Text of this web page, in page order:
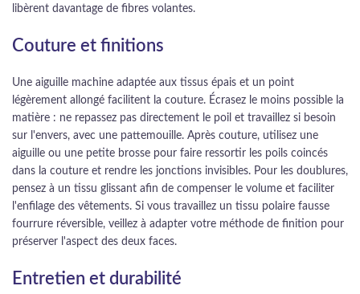
libèrent davantage de fibres volantes.
Couture et finitions
Une aiguille machine adaptée aux tissus épais et un point
légèrement allongé facilitent la couture. Écrasez le moins possible la
matière : ne repassez pas directement le poil et travaillez si besoin
sur l'envers, avec une pattemouille. Après couture, utilisez une
aiguille ou une petite brosse pour faire ressortir les poils coincés
dans la couture et rendre les jonctions invisibles. Pour les doublures,
pensez à un tissu glissant afin de compenser le volume et faciliter
l'enfilage des vêtements. Si vous travaillez un tissu polaire fausse
fourrure réversible, veillez à adapter votre méthode de finition pour
préserver l'aspect des deux faces.
Entretien et durabilité